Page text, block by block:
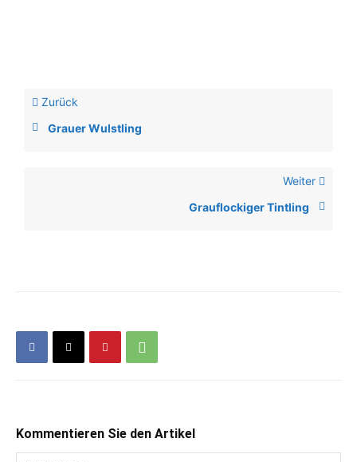
Zurück
Grauer Wulstling
Weiter
Grauflockiger Tintling
Kommentieren Sie den Artikel